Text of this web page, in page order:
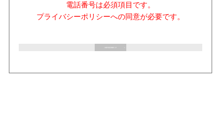
なったページや広告の履歴，ユーザーが検索された検索
キーワード，ご利用日時，ご利用の方法，ご利用環境，
第２条（プライバシー情報の収集方法）
電話番号は必須項目です。
プライバシーポリシーへの同意が必要です。